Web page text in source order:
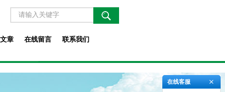
章 在线留言 联系我们
在线客服